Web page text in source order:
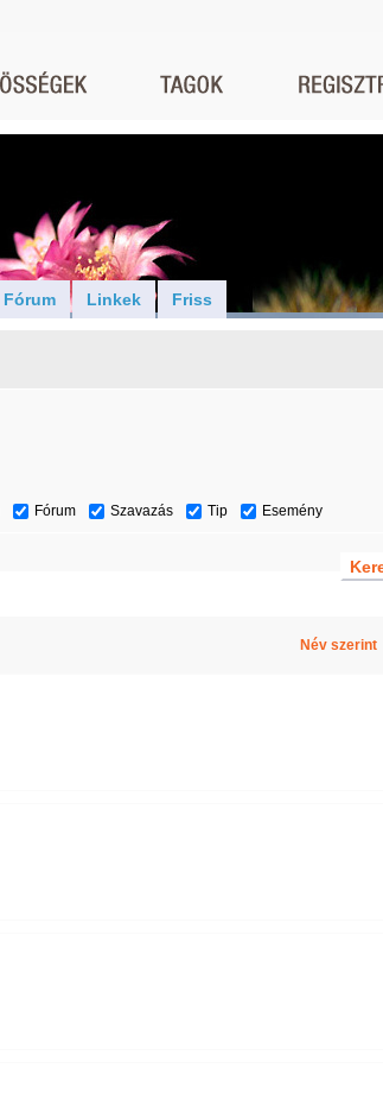
Fórum Linkek Friss
Fórum Szavazás Tip Esemény
Név szerint